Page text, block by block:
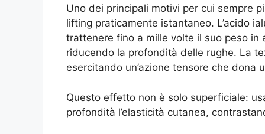
Uno dei principali motivi per cui sempre
lifting praticamente istantaneo. L’acido
trattenere fino a mille volte il suo peso
riducendo la profondità delle rughe. La
esercitando un’azione tensore che dona
Questo effetto non è solo superficiale:
profondità l’elasticità cutanea,